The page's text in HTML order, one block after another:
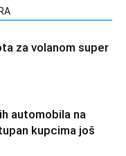
za volanom super
automobila na
kupcima još